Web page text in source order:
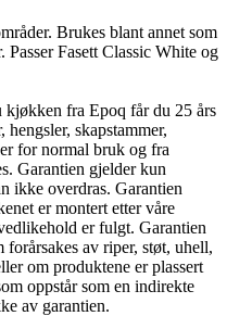
Brukes blant annet som
Fasett Classic White og
kjøkken fra Epoq får du 25 års
skapstammer,
for normal bruk og fra
Garantien gjelder kun
ikke overdras. Garantien
er montert etter våre
er fulgt. Garantien
av riper, støt, uhell,
om produktene er plassert
oppstår som en indirekte
av garantien.